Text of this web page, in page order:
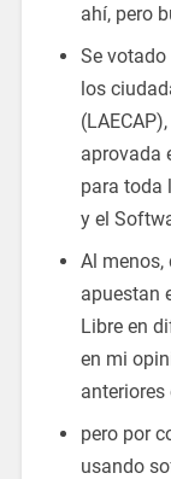
ahí, pero
Se
los
aprovada
para toda
y el
Al menos,
apuestan
Libre en
en mi
anteriores
pero por
usando